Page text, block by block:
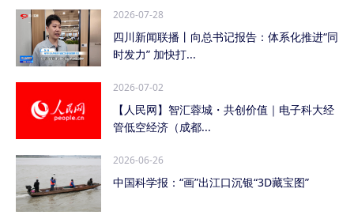
2026-07-28
四川新闻联播丨向总书记报告：体系化推进“同
时发力” 加快打...
2026-07-02
【人民网】智汇蓉城・共创价值｜电子科大经
管低空经济（成都...
2026-06-26
中国科学报：“画”出江口沉银“3D藏宝图”